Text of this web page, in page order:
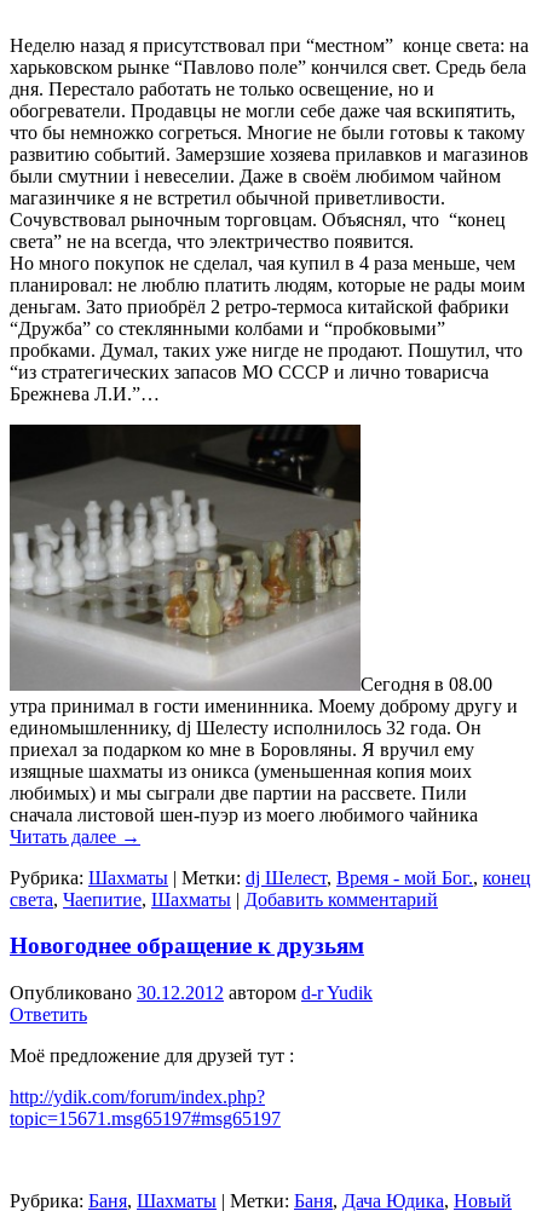
Неделю назад я присутствовал при “местном” конце света: на
харьковском рынке “Павлово поле” кончился свет. Средь бела
дня. Перестало работать не только освещение, но и
обогреватели. Продавцы не могли себе даже чая вскипятить,
что бы немножко согреться. Многие не были готовы к такому
развитию событий. Замерзшие хозяева прилавков и магазинов
были смутнии i невеселии. Даже в своём любимом чайном
магазинчике я не встретил обычной приветливости.
Сочувствовал рыночным торговцам. Объяснял, что “конец
света” не на всегда, что электричество появится.
Но много покупок не сделал, чая купил в 4 раза меньше, чем
планировал: не люблю платить людям, которые не рады моим
деньгам. Зато приобрёл 2 ретро-термоса китайской фабрики
“Дружба” со стеклянными колбами и “пробковыми”
пробками. Думал, таких уже нигде не продают. Пошутил, что
“из стратегических запасов МО СССР и лично товарисча
Брежнева Л.И.”…
Сегодня в 08.00
утра принимал в гости именинника. Моему доброму другу и
единомышленнику, dj Шелесту исполнилось 32 года. Он
приехал за подарком ко мне в Боровляны. Я вручил ему
изящные шахматы из оникса (уменьшенная копия моих
любимых) и мы сыграли две партии на рассвете. Пили
сначала листовой шен-пуэр из моего любимого чайника
Читать далее →
Рубрика: Шахматы | Метки: dj Шелест, Время - мой Бог., конец
света, Чаепитие, Шахматы | Добавить комментарий
Новогоднее обращение к друзьям
Опубликовано 30.12.2012 автором d-r Yudik
Ответить
Моё предложение для друзей тут :
http://ydik.com/forum/index.php?
topic=15671.msg65197#msg65197
Рубрика: Баня, Шахматы | Метки: Баня, Дача Юдика, Новый